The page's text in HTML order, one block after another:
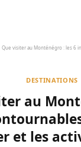
DESTINATIONS
au
et les